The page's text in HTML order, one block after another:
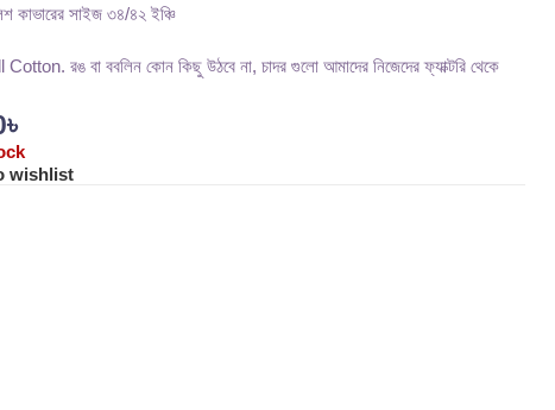
কাভারের সাইজ ৩৪/৪২ ইঞ্চি
রঙ বা ববলিন কোন কিছু উঠবে না, চাদর গুলো আমাদের নিজেদের ফ্যাক্টরি থেকে
৳
wishlist